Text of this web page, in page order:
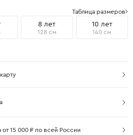
Таблица размеров
8 лет
128 см
10 лет
140 см
от 15 000 ₽ по всей России